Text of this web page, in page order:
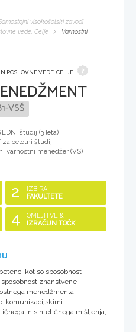
visokošolski zavodi
vede, Celje
Varnostni
POSLOVNE VEDE, CELJE
VSŠ
študij (3 leta)
za celotni študij
varnostni menedžer (VS)
2
IZBIRA
FAKULTETE
4
OMEJITVE &
IZRAČUN TOČK
kot so sposobnost
znanstvene
menedžmenta,
komunikacijskimi
in sintetičnega mišljenja,